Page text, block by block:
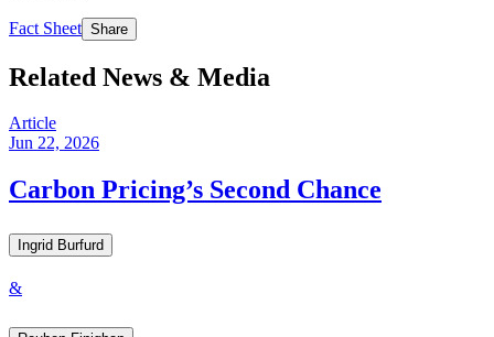
Fact Sheet​​​​‌ ‍ ​‍​‍‌‍ ‌ ​‍‌‍‍‌‌‍‌ ‌‍‍‌‌‍ ‍​‍​‍​ ‍‍​‍​‍‌ ​ ‌‍​‌‌‍ ‍‌‍‍‌‌ ‌​‌ ‍‌​‍ ‍‌‍‍‌‌‍ ​‍​‍​‍ ​​‍​‍‌‍‍​‌ ​‍‌‍‌‌‌‍‌‍​‍​‍​ ‍‍​‍​‍‌‍‍​‌ ‌​‌ ‌​‌ ​​​ ‍‍​‍ ​‍ ‌‍ ​‌‍ ‌‍​ ‌‍​‌‌‍ ​‌‍‍​‌‍ ‌ ​ ‌ ‌​​ ‍‍​ ​ ​ ​ ​ ​ ​ ​ ​‍ ‌‍‍‌‌‍ ‍‌ ‌​‌‍‌‌‌‍ ‍‌ ‌​​‍ ‌‍‌‌‌‍‌​‌‍‍‌‌ ‌​​‍ ‌‍ ‌‌‍ ‌‍‌​‌‍‌‌​ ‌‌ ​​‌ ​‍‌‍‌‌‌ ​ ‌‍‌‌‌‍ ‍‌ ‌​‌‍​‌‌ ‌​‌‍‍‌‌‍ ‌‍ ‍​ ‍ ‌‍‍‌‌‍‌​​ ‌​ ​ ​ ​‍​ ​​‌‍‌​​ ​​‌‍‌‌​ ‍​‌‍​‌​‍ ‌​ ‌​​ ​‌​ ​‍‌‍​‌​‍ ‌​ ‌​​ ‌​​ ‌‌​ ​ ​‍ ‌‌‍​‍​ ​‌​ ‌​​ ​ ​‍ ‌​ ‌‍‌‍‌‌‌‍‌‌‌‍‌​​ ‌ ‌‍​‍‌‍​ ‌‍​‌‌‍‌‍​ ‌‌‌‍​ ‌‍‌‍​ ‍ ‌ ‌​‌ ‍‌‌ ​​‌‍‌‌​ ‌‌‍ ‍‌‍‌‌‌ ‌ ‌ ​ ​ ‍ ‌ ​​‌‍​‌‌ ‌​‌‍‍​​ ‌‌‍‌​‌‍ ‌ ‌ ‌‍ ‍‌‍ ​‌‍ ‌‍​‌‌‍‌​‌ ​ ‌​​‌‌‍ ‍‌‍‌​‌​ ​‌‍‍‌‌‍ ‍‌‍‍ ‌ ​ ​‍‌‌​ ‌‌‌​​‍‌‌ ‌‍‍ ‌‍‌‌‌ ‍‌​‍‌‌​ ​ ‌​‌​​‍‌‌​ ​ ‌​‌​​‍‌‌​ ​‍​ ​‍​ ​​​ ‌‍​ ‌‌​ ‍‌​ ‌ ​ ​ ​ ​‌‌‍​ ​ ‌​​ ‍​‌‍‌​​ ​​​‍‌‌​ ​‍​ ​‍​‍‌‌​ ‌‌‌​‌​​‍ ‍‌ ‌​‌‍‍‌‌ ‌​‌‍ ​‌‍‌‌​ ‌‍​‍‌‍​‌‌ ​ ‌‍‌‌‌‌‌‌‌ ​‍‌‍ ​​ ‌‌‍‍​‌ ‌​‌ ‌​‌ ​​​‍‌‌​ ​ ‌​​‌​‍‌‌​ ​‍‌​‌‍​‍‌‌​ ​‍‌​‌‍‌‍ ​‌‍ ‌‍​ ‌‍​‌‌‍ ​‌‍‍​‌‍ ‌ ​ ‌ ‌​​‍‌‌​ ​ ‌​​‌​ ​ ​ ​ ​ ​ ​ ​ ​‍‌‍‌‍‍‌‌‍‌​​ ‌​ ​ ​ ​‍​ ​​‌‍‌​​ ​​‌‍‌‌​ ‍​‌‍​‌​‍ ‌​ ‌​​ ​‌​ ​‍‌‍​‌​‍ ‌​ ‌​​ ‌​​ ‌‌​ ​ ​‍ ‌‌‍​‍​ ​‌​ ‌​​ ​ ​‍ ‌​ ‌‍‌‍‌‌‌‍‌‌‌‍‌​​ ‌ ‌‍​‍‌‍​ ‌‍​‌‌‍‌‍​ ‌‌‌‍​ ‌‍‌‍​‍‌‍‌ ‌​‌ ‍‌‌ ​​‌‍‌‌​ ‌‌‍ ‍‌‍‌‌‌ ‌ ‌ ​ ​‍‌‍‌ ​​‌‍​‌‌ ‌​‌‍‍​​ ‌‌‍‌​‌‍ ‌ ‌ ‌‍ ‍‌‍ ​‌‍ ‌‍​‌‌‍‌​‌ ​ ‌​​‌‌‍ ‍‌‍‌​‌​ ​‌‍‍‌‌‍ ‍‌‍‍ ‌ ​ ​‍‌‌​ ‌‌‌​​‍‌‌ ‌‍‍ ‌‍‌‌‌ ‍‌​‍‌‌​ ​ ‌​‌​​‍‌‌​ ​ ‌​‌​​‍‌‌​ ​‍​ ​‍​ ​​​ ‌‍​ ‌‌​ ‍‌​ ‌ ​ ​ ​ ​‌‌‍​ ​ ‌​​ ‍​‌‍‌​​ ​​​‍‌‌​ ​‍​ ​‍​‍‌‌​ ‌‌‌​‌​​‍ ‍‌ ‌​‌‍‍‌‌ ‌​‌‍ ​‌‍‌‌​‍‌‍‌ ​​‌‍‌‌‌ ​‍‌ ​ ‌ ​​‌‍‌‌‌‍​ ‌ ‌​‌‍‍‌‌ ‌‍‌‍‌‌​ ‌‌ ​​‌ ‌‌‌‍​‍‌‍ ​‌‍‍‌‌ ​ ‌‍‍​‌‍‌‌‌‍‌​​‍​‍‌ ‌ Share
Related News & Media
Article
Jun 22, 2026
Carbon Pricing’s Second Chance​​​​‌ ‍ ​‍​‍‌‍ ‌ ​‍‌‍‍‌‌‍‌ ‌‍‍‌‌‍ ‍​‍​‍​ ‍‍​‍​‍‌ ​ ‌‍​‌‌‍ ‍‌‍‍‌‌ ‌​‌ ‍‌​‍ ‍‌‍‍‌‌‍ ​‍​‍​‍ ​​‍​‍‌‍‍​‌ ​‍‌‍‌‌‌‍‌‍​‍​‍​ ‍‍​‍​‍‌‍‍​‌ ‌​‌ ‌​‌ ​​​ ‍‍​‍ ​‍ ‌‍ ​‌‍ ‌‍​ ‌‍​‌‌‍ ​‌‍‍​‌‍ ‌ ​ ‌ ‌​​ ‍‍​ ​ ​ ​ ​ ​ ​ ​ ​‍ ‌‍‍‌‌‍ ‍‌ ‌​‌‍‌‌‌‍ ‍‌ ‌​​‍ ‌‍‌‌‌‍‌​‌‍‍‌‌ ‌​​‍ ‌‍ ‌‌‍ ‌‍‌​‌‍‌‌​ ‌‌ ​​‌ ​‍‌‍‌‌‌ ​ ‌‍‌‌‌‍ ‍‌ ‌​‌‍​‌‌ ‌​‌‍‍‌‌‍ ‌‍ ‍​ ‍ ‌‍‍‌‌‍‌​​ ‌​ ‌‌​ ‌​‌‍‌​​ ​‌‌‍​‌‌‍​ ‌‍‌‍‌‍‌‍​‍ ‌​ ‌​‌‍​ ​ ‍‌​ ‍​​‍ ‌​ ‌​​ ‍​‌‍‌‍​ ‌‌​‍ ‌​ ‍‌​ ​​‌‍‌‌​ ‌‌​‍ ‌‌‍‌​‌‍​‍‌‍‌‍​ ‌‌​ ​‍​ ‌‍​ ​‍‌‍‌​​ ‌​​ ‌‍‌‍‌‌​ ‍​​ ‍ ‌ ‌​‌ ‍‌‌ ​​‌‍‌‌​ ‌‌‍ ‍‌‍‌‌‌ ‌ ‌ ​ ​ ‍ ‌ ​​‌‍​‌‌ ‌​‌‍‍​​ ‌‌ ‌​‌‍‍‌‌ ‌​‌‍ ​‌‍‌‌​ ‌‍​‍‌‍​‌‌ ​ ‌‍‌‌‌‌‌‌‌ ​‍‌‍ ​​ ‌‌‍‍​‌ ‌​‌ ‌​‌ ​​​‍‌‌​ ​ ‌​​‌​‍‌‌​ ​‍‌​‌‍​‍‌‌​ ​‍‌​‌‍‌‍ ​‌‍ ‌‍​ ‌‍​‌‌‍ ​‌‍‍​‌‍ ‌ ​ ‌ ‌​​‍‌‌​ ​ ‌​​‌​ ​ ​ ​ ​ ​ ​ ​ ​‍‌‍‌‍‍‌‌‍‌​​ ‌​ ‌‌​ ‌​‌‍‌​​ ​‌‌‍​‌‌‍​ ‌‍‌‍‌‍‌‍​‍ ‌​ ‌​‌‍​ ​ ‍‌​ ‍​​‍ ‌​ ‌​​ ‍​‌‍‌‍​ ‌‌​‍ ‌​ ‍‌​ ​​‌‍‌‌​ ‌‌​‍ ‌‌‍‌​‌‍​‍‌‍‌‍​ ‌‌​ ​‍​ ‌‍​ ​‍‌‍‌​​ ‌​​ ‌‍‌‍‌‌​ ‍​​‍‌‍‌ ‌​‌ ‍‌‌ ​​‌‍‌‌​ ‌‌‍ ‍‌‍‌‌‌ ‌ ‌ ​ ​‍‌‍‌ ​​‌‍​‌‌ ‌​‌‍‍​​ ‌‌ ‌​‌‍‍‌‌ ‌​‌‍ ​‌‍‌‌​‍‌‍‌ ​​‌‍‌‌‌ ​‍‌ ​ ‌ ​​‌‍‌‌‌‍​ ‌ ‌​‌‍‍‌‌ ‌‍‌‍‌‌​ ‌‌ ​​‌ ‌‌‌‍​‍‌‍ ​‌‍‍‌‌ ​ ‌‍‍​‌‍‌‌‌‍‌​​‍​‍‌ ‌
Ingrid Burfurd​​​​‌ ‍ ​‍​‍‌‍ ‌ ​‍‌‍‍‌‌‍‌ ‌‍‍‌‌‍ ‍​‍​‍​ ‍‍​‍​‍‌ ​ ‌‍​‌‌‍ ‍‌‍‍‌‌ ‌​‌ ‍‌​‍ ‍‌‍‍‌‌‍ ​‍​‍​‍ ​​‍​‍‌‍‍​‌ ​‍‌‍‌‌‌‍‌‍​‍​‍​ ‍‍​‍​‍‌‍‍​‌ ‌​‌ ‌​‌ ​​​ ‍‍​‍ ​‍ ‌‍ ​‌‍ ‌‍​ ‌‍​‌‌‍ ​‌‍‍​‌‍ ‌ ​ ‌ ‌​​ ‍‍​ ​ ​ ​ ​ ​ ​ ​ ​‍ ‌‍‍‌‌‍ ‍‌ ‌​‌‍‌‌‌‍ ‍‌ ‌​​‍ ‌‍‌‌‌‍‌​‌‍‍‌‌ ‌​​‍ ‌‍ ‌‌‍ ‌‍‌​‌‍‌‌​ ‌‌ ​​‌ ​‍‌‍‌‌‌ ​ ‌‍‌‌‌‍ ‍‌ ‌​‌‍​‌‌ ‌​‌‍‍‌‌‍ ‌‍ ‍​ ‍ ‌‍‍‌‌‍‌​​ ‌​ ​‌​ ‌‍​ ‍​​ ‌​​ ‌​​ ​‌​ ‌​​ ​‍​‍ ‌​ ​ ​ ‍‌‌‍‌‍‌‍‌​​‍ ‌​ ‌​​ ‌‍​ ‌‍​ ‌ ​‍ ‌​ ‍​​ ​‍‌‍​‍‌‍​‍​‍ ‌‌‍​‌‌‍​ ​ ​‌​ ‌ ‌‍‌‌‌‍‌‍‌‍​‌​ ‍​​ ‍‌​ ​​‌‍‌​‌‍‌‍​ ‍ ‌ ‌​‌ ‍‌‌ ​​‌‍‌‌​ ‌‌‍​‌‌ ‌‌‌ ‌​‌‍‍​‌‍ ‌ ​‍​ ‍ ‌ ​​‌‍​‌‌ ‌​‌‍‍​​ ‌‌‍ ‍‌‍​‌‌‍ ‌‌‍‌‌​ ‌‍​‍‌‍​‌‌ ​ ‌‍‌‌‌‌‌‌‌ ​‍‌‍ ​​ ‌‌‍‍​‌ ‌​‌ ‌​‌ ​​​‍‌‌​ ​ ‌​​‌​‍‌‌​ ​‍‌​‌‍​‍‌‌​ ​‍‌​‌‍‌‍ ​‌‍ ‌‍​ ‌‍​‌‌‍ ​‌‍‍​‌‍ ‌ ​ ‌ ‌​​‍‌‌​ ​ ‌​​‌​ ​ ​ ​ ​ ​ ​ ​ ​‍‌‍‌‍‍‌‌‍‌​​ ‌​ ​‌​ ‌‍​ ‍​​ ‌​​ ‌​​ ​‌​ ‌​​ ​‍​‍ ‌​ ​ ​ ‍‌‌‍‌‍‌‍‌​​‍ ‌​ ‌​​ ‌‍​ ‌‍​ ‌ ​‍ ‌​ ‍​​ ​‍‌‍​‍‌‍​‍​‍ ‌‌‍​‌‌‍​ ​ ​‌​ ‌ ‌‍‌‌‌‍‌‍‌‍​‌​ ‍​​ ‍‌​ ​​‌‍‌​‌‍‌‍​‍‌‍‌ ‌​‌ ‍‌‌ ​​‌‍‌‌​ ‌‌‍​‌‌ ‌‌‌ ‌​‌‍‍​‌‍ ‌ ​‍​‍‌‍‌ ​​‌‍​‌‌ ‌​‌‍‍​​ ‌‌‍ ‍‌‍​‌‌‍ ‌‌‍‌‌​‍‌‍‌ ​​‌‍‌‌‌ ​‍‌ ​ ‌ ​​‌‍‌‌‌‍​ ‌ ‌​‌‍‍‌‌ ‌‍‌‍‌‌​ ‌‌ ​​‌ ‌‌‌‍​‍‌‍ ​‌‍‍‌‌ ​ ‌‍‍​‌‍‌‌‌‍‌​​‍​‍‌ ‌
&